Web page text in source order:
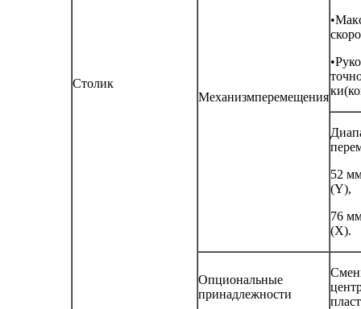
Столик
Механизмперемещения
52
(Y),
76
(Х).
Опциональные
принадлежности